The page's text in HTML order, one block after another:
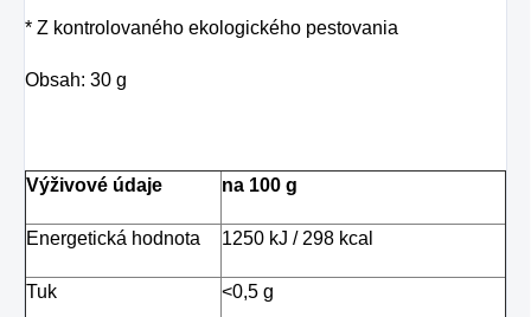
sparných dňoch.
* Z kontrolovaného ekologického pestovania
Obsah: 30 g
Výživové údaje na 100 g
Energetická hodnota 1250 kJ / 298 kcal
Tuk <0,5 g